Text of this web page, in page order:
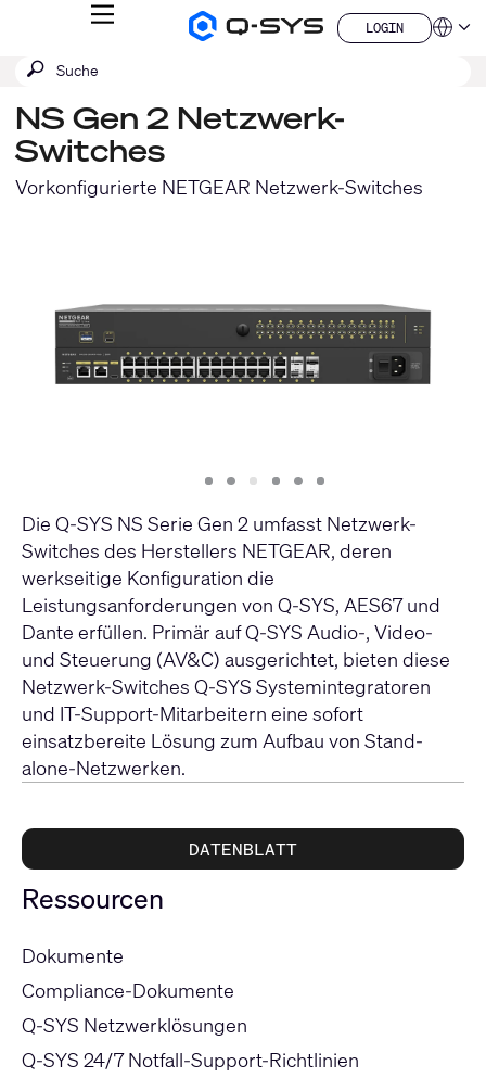
Q-
Homepage
MENÜ
LOGIN
LOGIN
QSYS.com (English)
Deutsch
Español
Français
日本語
Suche
SUCHE
NS Gen 2 Netzwerk-
Switches
Vorkonfigurierte NETGEAR Netzwerk-Switches
Slide
1 Slide
2 Slide
3 Slide
4 Slide
5 Slide
6
Die Q-SYS NS Serie Gen 2 umfasst Netzwerk-
Switches des Herstellers NETGEAR, deren
werkseitige Konfiguration die
Leistungsanforderungen von Q-SYS, AES67 und
Dante erfüllen. Primär auf Q-SYS Audio-, Video-
und Steuerung (AV&C) ausgerichtet, bieten diese
Netzwerk-Switches Q-SYS Systemintegratoren
und IT-Support-Mitarbeitern eine sofort
einsatzbereite Lösung zum Aufbau von Stand-
alone-Netzwerken.
DATENBLATT
Ressourcen
Dokumente
Compliance-Dokumente
Q-SYS Netzwerklösungen
Q-SYS 24/7 Notfall-Support-Richtlinien